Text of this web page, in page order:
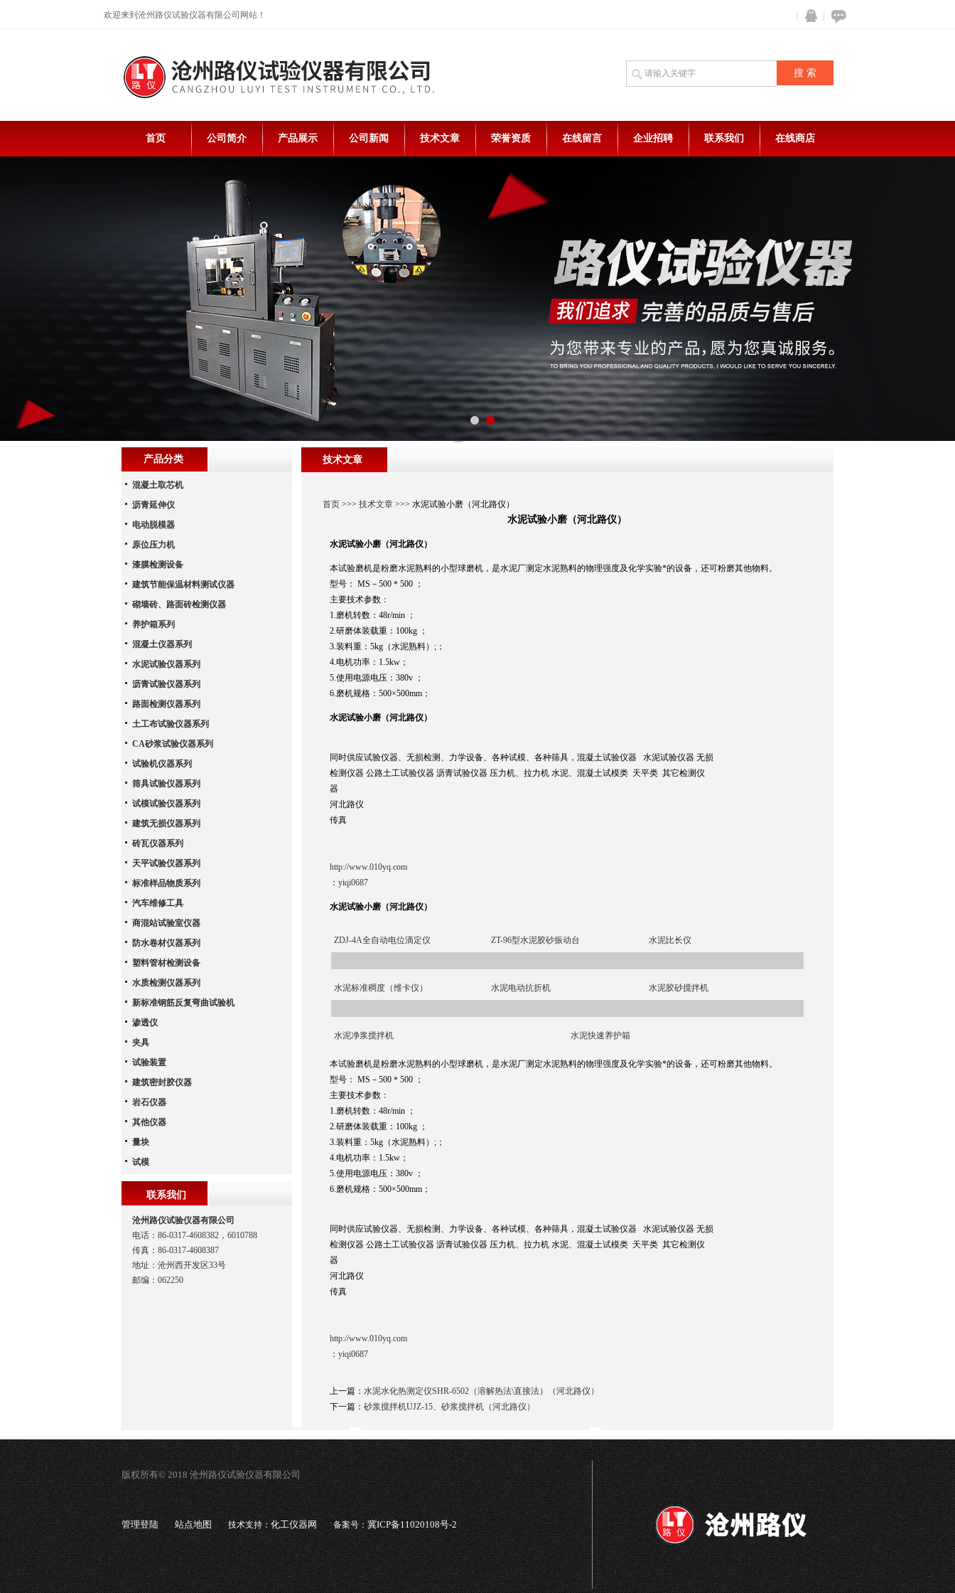
欢迎来到沧州路仪试验仪器有限公司网站！
在线咨
QQ
首页 公司简介 产品展示 公司新闻 技术文章 荣誉资质 在线留言 企业招聘 联系我们 在线商店
技术文章
首页>>> 技术文章>>> 水泥试验小磨（河北路仪）
水泥试验小磨（河北路仪）
水泥试验小磨（河北路仪）
本试验磨机是粉磨水泥熟料的小型球磨机，是水泥厂测定水泥熟料的物理强度及化学实验*的设备，还可粉磨其他物料。
型号： MS－500＊500 ；
主要技术参数：
1.磨机转数：48r/min ；
2.研磨体装载重：100kg ；
3.装料重：5kg（水泥熟料）;；
4.电机功率：1.5kw；
5.使用电源电压：380v ；
6.磨机规格：500×500mm；
水泥试验小磨（河北路仪）
同时供应试验仪器、无损检测、力学设备、各种试模、各种筛具，混凝土试验仪器 水泥试验仪器 无损
检测仪器 公路土工试验仪器 沥青试验仪器 压力机、拉力机 水泥、混凝土试模类 天平类 其它检测仪
器
河北路仪
传真
http://www.010yq.com
： yiqi0687
水泥试验小磨（河北路仪）
ZDJ-4A全自动电位滴定仪 ZT-96型水泥胶砂振动台 水泥比长仪
水泥标准稠度（维卡仪） 水泥电动抗折机 水泥胶砂搅拌机
水泥净浆搅拌机 水泥快速养护箱
本试验磨机是粉磨水泥熟料的小型球磨机，是水泥厂测定水泥熟料的物理强度及化学实验*的设备，还可粉磨其他物料。
型号： MS－500＊500 ；
主要技术参数：
1.磨机转数：48r/min ；
2.研磨体装载重：100kg ；
3.装料重：5kg（水泥熟料）;；
4.电机功率：1.5kw；
5.使用电源电压：380v ；
6.磨机规格：500×500mm；
同时供应试验仪器、无损检测、力学设备、各种试模、各种筛具，混凝土试验仪器 水泥试验仪器 无损
检测仪器 公路土工试验仪器 沥青试验仪器 压力机、拉力机 水泥、混凝土试模类 天平类 其它检测仪
器
河北路仪
传真
http://www.010yq.com
： yiqi0687
上一篇： 水泥水化热测定仪SHR-6502（溶解热法\直接法）（河北路仪）
下一篇： 砂浆搅拌机UJZ-15、砂浆搅拌机（河北路仪）
产品分类
混凝土取芯机
沥青延伸仪
电动脱模器
原位压力机
漆膜检测设备
建筑节能保温材料测试仪器
砌墙砖、路面砖检测仪器
养护箱系列
混凝土仪器系列
水泥试验仪器系列
沥青试验仪器系列
路面检测仪器系列
土工布试验仪器系列
CA砂浆试验仪器系列
试验机仪器系列
筛具试验仪器系列
试模试验仪器系列
建筑无损仪器系列
砖瓦仪器系列
天平试验仪器系列
标准样品物质系列
汽车维修工具
商混站试验室仪器
防水卷材仪器系列
塑料管材检测设备
水质检测仪器系列
新标准钢筋反复弯曲试验机
渗透仪
夹具
试验装置
建筑密封胶仪器
岩石仪器
其他仪器
量块
试模
联系我们
沧州路仪试验仪器有限公司
电话：86-0317-4608382，6010788
传真：86-0317-4608387
地址：沧州西开发区33号
邮编：062250
版权所有© 2018 沧州路仪试验仪器有限公司
管理登陆 站点地图 技术支持：化工仪器网 备案号：冀ICP备11020108号-2